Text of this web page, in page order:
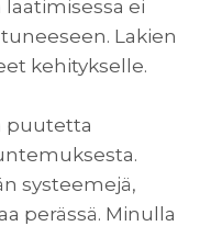
ei
Lakien
kehitykselle.
puutetta
systeemejä,
perässä. Minulla